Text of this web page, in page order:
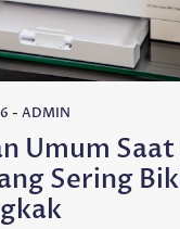
- ADMIN
Umum
Sering